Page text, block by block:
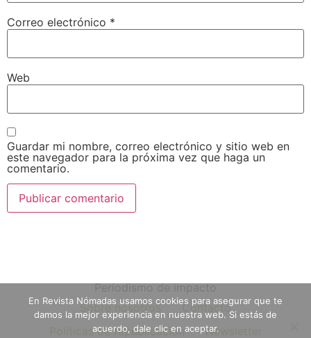
Correo electrónico *
Web
Guardar mi nombre, correo electrónico y sitio web en
este navegador para la próxima vez que haga un
comentario.
Periodismo de impacto
Sobre nosotros
Contacto
Políticas de republicación
Newsletter
En Revista Nómadas usamos cookies para asegurar que te
damos la mejor experiencia en nuestra web. Si estás de
acuerdo, dale clic en aceptar.